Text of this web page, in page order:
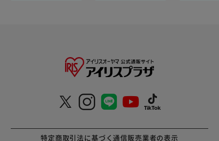
●荒れ性の方や長時間使用する場合は炊事用手袋を使う。
特定商取引法に基づく通信販売業者の表示